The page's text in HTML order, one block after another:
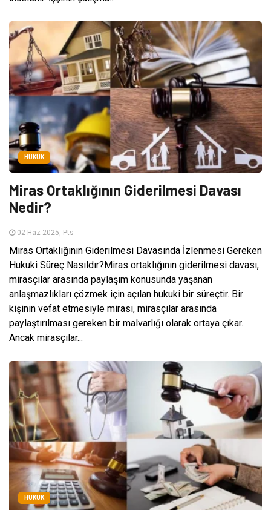
HUKUK
Miras Ortaklığının Giderilmesi Davası
Nedir?
02 Haz 2025, Pts
Miras Ortaklığının Giderilmesi Davasında İzlenmesi Gereken
Hukuki Süreç Nasıldır?Miras ortaklığının giderilmesi davası,
mirasçılar arasında paylaşım konusunda yaşanan
anlaşmazlıkları çözmek için açılan hukuki bir süreçtir. Bir
kişinin vefat etmesiyle mirası, mirasçılar arasında
paylaştırılması gereken bir malvarlığı olarak ortaya çıkar.
Ancak mirasçılar...
HUKUK